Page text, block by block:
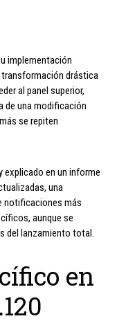
implementación
transformación drástica
al panel superior,
de una modificación
se repiten
explicado en un informe
una
notificaciones más
aunque se
del lanzamiento total.
en